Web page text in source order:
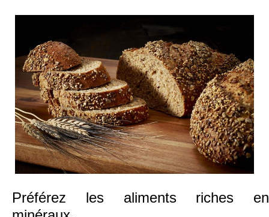
Préférez les aliments riches en